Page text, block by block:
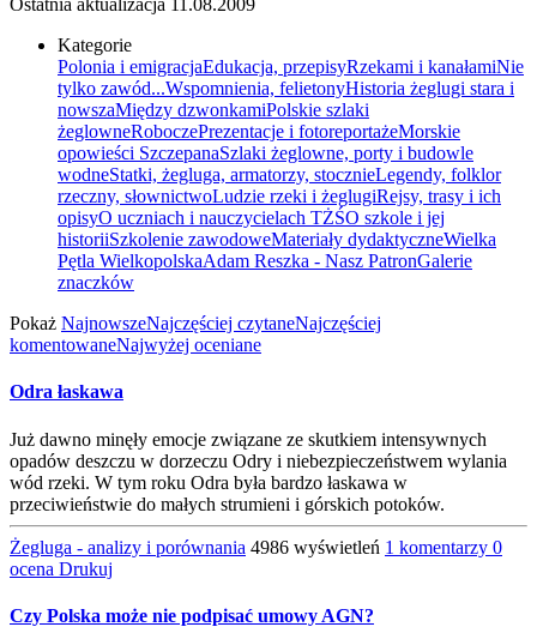
Ostatnia aktualizacja 11.08.2009
Kategorie
Polonia i emigracjaEdukacja, przepisyRzekami i kanałamiNie
tylko zawód...Wspomnienia, felietonyHistoria żeglugi stara i
nowszaMiędzy dzwonkamiPolskie szlaki
żeglowneRoboczePrezentacje i fotoreportażeMorskie
opowieści SzczepanaSzlaki żeglowne, porty i budowle
wodneStatki, żegluga, armatorzy, stocznieLegendy, folklor
rzeczny, słownictwoLudzie rzeki i żeglugiRejsy, trasy i ich
opisyO uczniach i nauczycielach TŻŚO szkole i jej
historiiSzkolenie zawodoweMateriały dydaktyczneWielka
Pętla WielkopolskaAdam Reszka - Nasz PatronGalerie
znaczków
Pokaż NajnowszeNajczęściej czytaneNajczęściej
komentowaneNajwyżej oceniane
Odra łaskawa
Już dawno minęły emocje związane ze skutkiem intensywnych
opadów deszczu w dorzeczu Odry i niebezpieczeństwem wylania
wód rzeki. W tym roku Odra była bardzo łaskawa w
przeciwieństwie do małych strumieni i górskich potoków.
Żegluga - analizy i porównania 4986 wyświetleń 1 komentarzy 0
ocena Drukuj
Czy Polska może nie podpisać umowy AGN?